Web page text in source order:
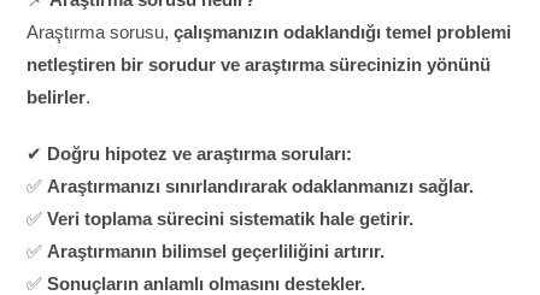
Araştırma sorusu,çalışmanızın odaklandığı temel problemi
netleştiren bir sorudur ve araştırma sürecinizin yönünü
belirler.
✔ Doğru hipotez ve araştırma soruları:
✅ Araştırmanızı sınırlandırarak odaklanmanızı sağlar.
✅Veri toplama sürecini sistematik hale getirir.
✅ Araştırmanın bilimsel geçerliliğini artırır.
✅Sonuçların anlamlı olmasını destekler.